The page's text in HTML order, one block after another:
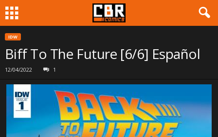
IDW
Biff To The Future [6/6] Español
12/04/2022 1